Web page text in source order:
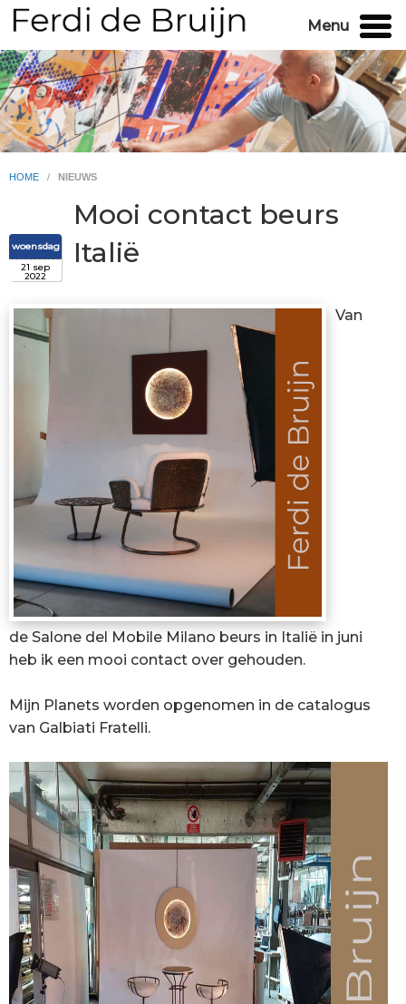
Menu
HOME / NIEUWS
Mooi contact beurs
Italië
woensdag
21 sep
2022
Van
de Salone del Mobile Milano beurs in Italië in juni
heb ik een mooi contact over gehouden.
Mijn Planets worden opgenomen in de catalogus
van Galbiati Fratelli.